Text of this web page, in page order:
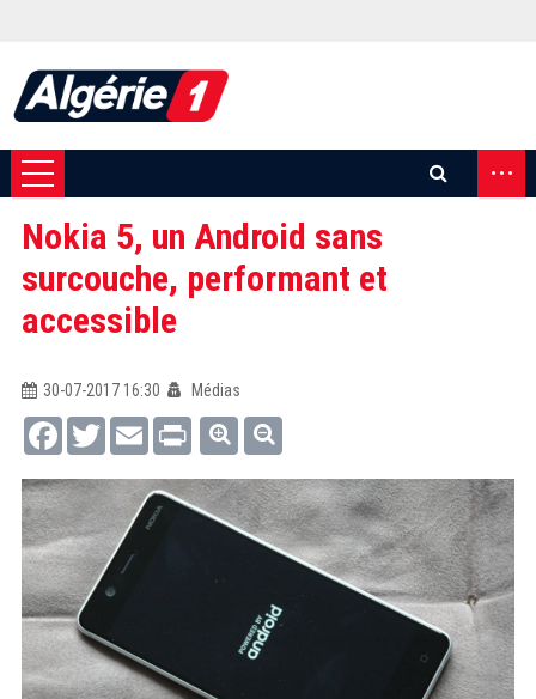
...
Nokia 5, un Android sans
surcouche, performant et
accessible
30-07-2017 16:30
Médias
FacebookTwitterEmail Print